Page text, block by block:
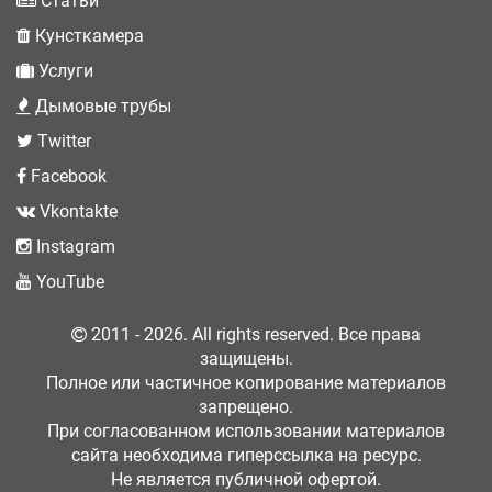
Кунсткамера
Услуги
Дымовые трубы
Twitter
Facebook
Vkontakte
Instagram
YouTube
2011 - 2026. All rights reserved. Все права
защищены.
Полное или частичное копирование материалов
запрещено.
При согласованном использовании материалов
сайта необходима гиперссылка на ресурс.
Не является публичной офертой.